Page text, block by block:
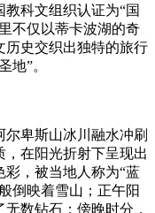
科文组织认证为“国
不仅以蒂卡波湖的奇
历史交织出独特的旅行
地”。
卑斯山冰川融水冲刷
在阳光折射下呈现出
，被当地人称为“蓝
倒映着雪山；正午阳
数钻石；傍晚时分，